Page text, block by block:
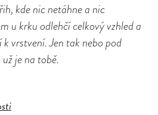
kde nic netáhne a nic
u krku odlehčí celkový vzhled a
vrstvení. Jen tak nebo pod
je na tobě.